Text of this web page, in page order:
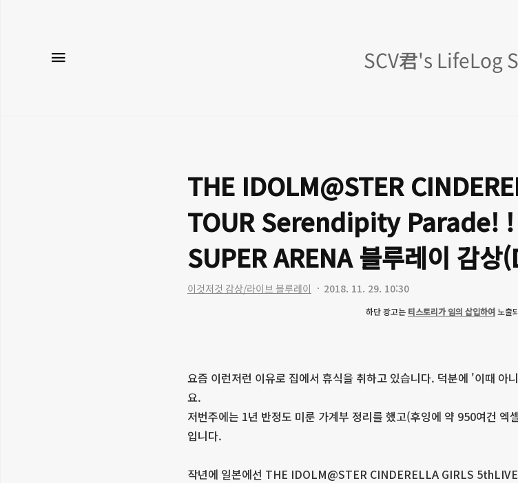
君's
SCV君's LifeLog
THE IDOLM@STER
TOUR Serendipity Parade! !
SUPER ARENA 블루레이 감
이것저것 감상/라이브 블루레이 2018. 11. 29. 10:30
하단 광고는 티스토리가 임의 삽입하여노출
요즘 이런저런 이유로 집에서 휴식을 취하고 있습니다. 덕분에 '이때 아
요.
저번주에는 1년 반정도 미룬 가계부 정리를 했고(후잉에 약 950여건 엑
입니다.
작년에 일본에선 THE IDOLM@STER CINDERELLA GIRLS